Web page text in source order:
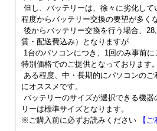
但し、バッテリーは、徐々に劣化し
程度からバッテリー交換の要望が多く
後からバッテリー交換を行う場合、
賃・配送費込み）となりますが
1台のパソコンにつき、1回のみ事前に
特別価格でのご提供となっております。
ある程度、中・長期的にパソコンの
にオススメです。
バッテリーのサイズが選択できる機器
リーは標準サイズとなります。
※ご購入前に必ずお読みください
【